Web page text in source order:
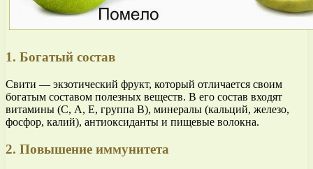
1. Богатый состав
Свити — экзотический фрукт, который отличается своим
богатым составом полезных веществ. В его состав входят
витамины (С, А, Е, группа B), минералы (кальций, железо,
фосфор, калий), антиоксиданты и пищевые волокна.
2. Повышение иммунитета